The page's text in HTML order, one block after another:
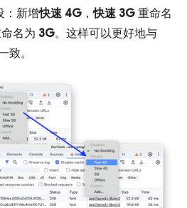
：新增快速 4G ，快速 3G 重命名
名为 3G。这样可以更好地与
致。